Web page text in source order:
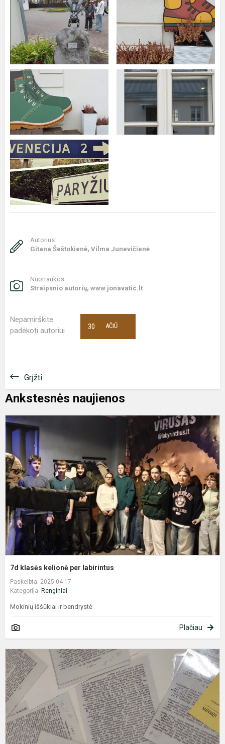
Autorius:
Gitana Šeštokienė, Vilma Junevičienė
Nuotraukos:
Straipsnio autorių, www.jonavatic.lt
Nepamirškite
padėkoti autoriui
AČIŪ
30
Grįžti
Ankstesnės naujienos
7d klasės kelionė per labirintus
Paskelbta: 2025-04-17
Kategorija: Renginiai
Mokinių iššūkiai ir bendrystė
Plačiau